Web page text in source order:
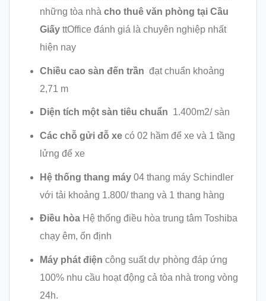
những tòa nhà cho thuê văn phòng tại Cầu
GiấyttOffice đánh giá là chuyên nghiệp nhất
hiện nay
Chiều cao sàn đến trần đạt chuẩn khoảng
2,71 m
Diện tích một sàn tiêu chuẩn 1.400m2/ sàn
Các chỗ gửi đỗ xe có 02 hầm để xe và 1 tầng
lửng để xe
Hệ thống thang máy 04 thang máy Schindler
với tải khoảng 1.800/ thang và 1 thang hàng
Điều hòa Hệ thống điều hòa trung tâm Toshiba
chạy êm, ổn định
Máy phát điện công suất dự phòng đáp ứng
100% nhu cầu hoạt động cả tòa nhà trong vòng
24h.